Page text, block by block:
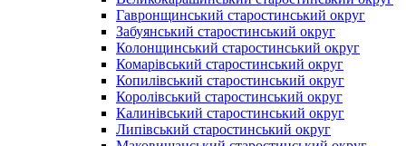
Гавронщинський старостинський округ
Забуянський старостинський округ
Колонщинський старостинський округ
Комарівський старостинський округ
Копилівський старостинський округ
Королівський старостинський округ
Калинівський старостинський округ
Липівський старостинський округ